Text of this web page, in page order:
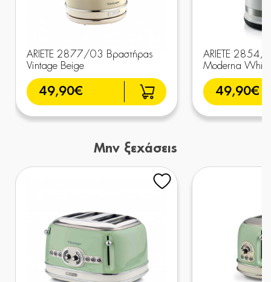
ARIETE 2877/03 Βραστήρας
Vintage Beige
49,90€
ARIETE 2854/
Moderna White
49,90€
Μην ξεχάσεις